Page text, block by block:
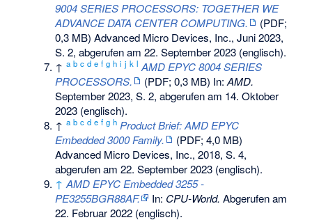
9004 SERIES PROCESSORS: TOGETHER WE
ADVANCE DATA CENTER COMPUTING.
(PDF;
0,3 MB) Advanced Micro Devices, Inc., Juni 2023,
S. 2, abgerufen am 22. September 2023 (englisch).
↑a b c d e f g h i j k l AMD EPYC 8004 SERIES
PROCESSORS.
(PDF; 0,3 MB) In:AMD.
September 2023,S. 2, abgerufen am 14. Oktober
2023 (englisch).
↑a b c d e f g h Product Brief: AMD EPYC
Embedded 3000 Family.
(PDF; 4,0 MB)
Advanced Micro Devices, Inc., 2018,S. 4,
abgerufen am 22. September 2023 (englisch).
↑ AMD EPYC Embedded 3255 -
PE3255BGR88AF.
In: CPU-World. Abgerufen am
22. Februar 2022 (englisch).